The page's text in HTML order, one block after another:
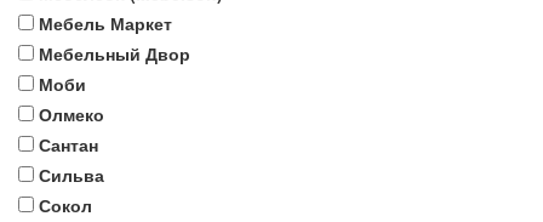
Мебель Маркет
Мебельный Двор
Моби
Олмеко
Сантан
Сильва
Сокол